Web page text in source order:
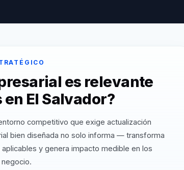
es relevante
El Salvador?
competitivo que exige actualización
bien diseñada no solo informa — transforma
y genera impacto medible en los